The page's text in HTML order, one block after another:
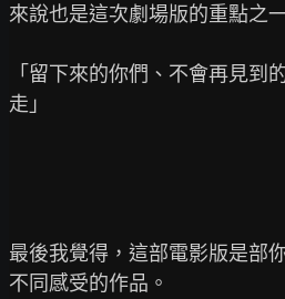
來說也是這次劇場版的重點之
「留下來的你們、不會再見到
走」
最後我覺得，這部電影版是部
不同感受的作品。